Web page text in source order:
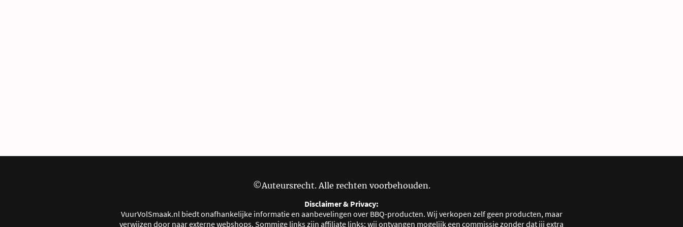
©Auteursrecht. Alle rechten voorbehouden.
Disclaimer & Privacy:
VuurVolSmaak.nl biedt onafhankelijke informatie en aanbevelingen over BBQ-producten. Wij verkopen zelf geen producten, maar
verwijzen door naar externe webshops. Sommige links zijn affiliate links; wij ontvangen mogelijk een commissie zonder dat jij extra